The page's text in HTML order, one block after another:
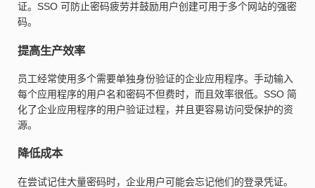
证。SSO 可防止密码疲劳并鼓励用户创建可用于多个网站的强密
码。
提高生产效率
员工经常使用多个需要单独身份验证的企业应用程序。手动输入
每个应用程序的用户名和密码不但费时，而且效率很低。SSO 简
化了企业应用程序的用户验证过程，并且更容易访问受保护的资
源。
降低成本
在尝试记住大量密码时，企业用户可能会忘记他们的登录凭证。